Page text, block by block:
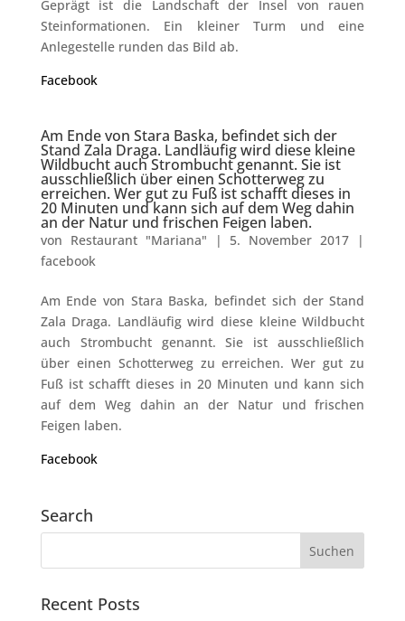
Geprägt ist die Landschaft der Insel von rauen
Steinformationen. Ein kleiner Turm und eine
Anlegestelle runden das Bild ab.
Facebook
Am Ende von Stara Baska, befindet sich der
Stand Zala Draga. Landläufig wird diese kleine
Wildbucht auch Strombucht genannt. Sie ist
ausschließlich über einen Schotterweg zu
erreichen. Wer gut zu Fuß ist schafft dieses in
20 Minuten und kann sich auf dem Weg dahin
an der Natur und frischen Feigen laben.
von Restaurant "Mariana" | 5. November 2017 |
facebook
Am Ende von Stara Baska, befindet sich der Stand
Zala Draga. Landläufig wird diese kleine Wildbucht
auch Strombucht genannt. Sie ist ausschließlich
über einen Schotterweg zu erreichen. Wer gut zu
Fuß ist schafft dieses in 20 Minuten und kann sich
auf dem Weg dahin an der Natur und frischen
Feigen laben.
Facebook
Search
Recent Posts